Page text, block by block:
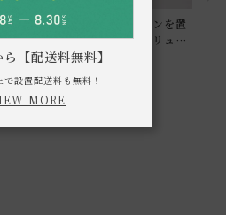
したシリーズは、経年変化が感
ります。
くうちに酸化が進行し、錆が発
りません。経年変化も素材の持
い。
る表情などがみられる場合がご
環境によっては、掲載の画像と実
フレグランスストーンを置
くのにちょうど良いリュー
ズガラスの小物置き S
¥2,200
¥ 2,420 税込
【配送料無料】
設置配送料も無料！
MORE